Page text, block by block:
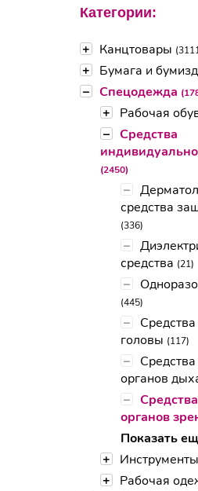
Категории:
+ Канцтовары
+ Бумага и
– Спецодежда
+ Рабочая
– Средства
(2450)
–
средства
(336)
–
средства (21)
–
(445)
–
головы (117)
–
органов
–
органов
Показать
+
Инструменты
+ Рабочая